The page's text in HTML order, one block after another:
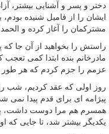
دختر و پسر و آشنایی بیشتر،
ایشان را از فامیل شنیده
مشترکمان را آغاز کرده و
راستش را بخواهید از آن جا
مادرخانم بنده ابتدا کمی
عزمم را جزم کردم که هر طور
روز اولی که عقد کردیم، شب
پیژامه ای برای قدم پیدا نمی
همسرم هم مرا دوست داشت،
یکدیگر بیشتر شد، تا جایی که